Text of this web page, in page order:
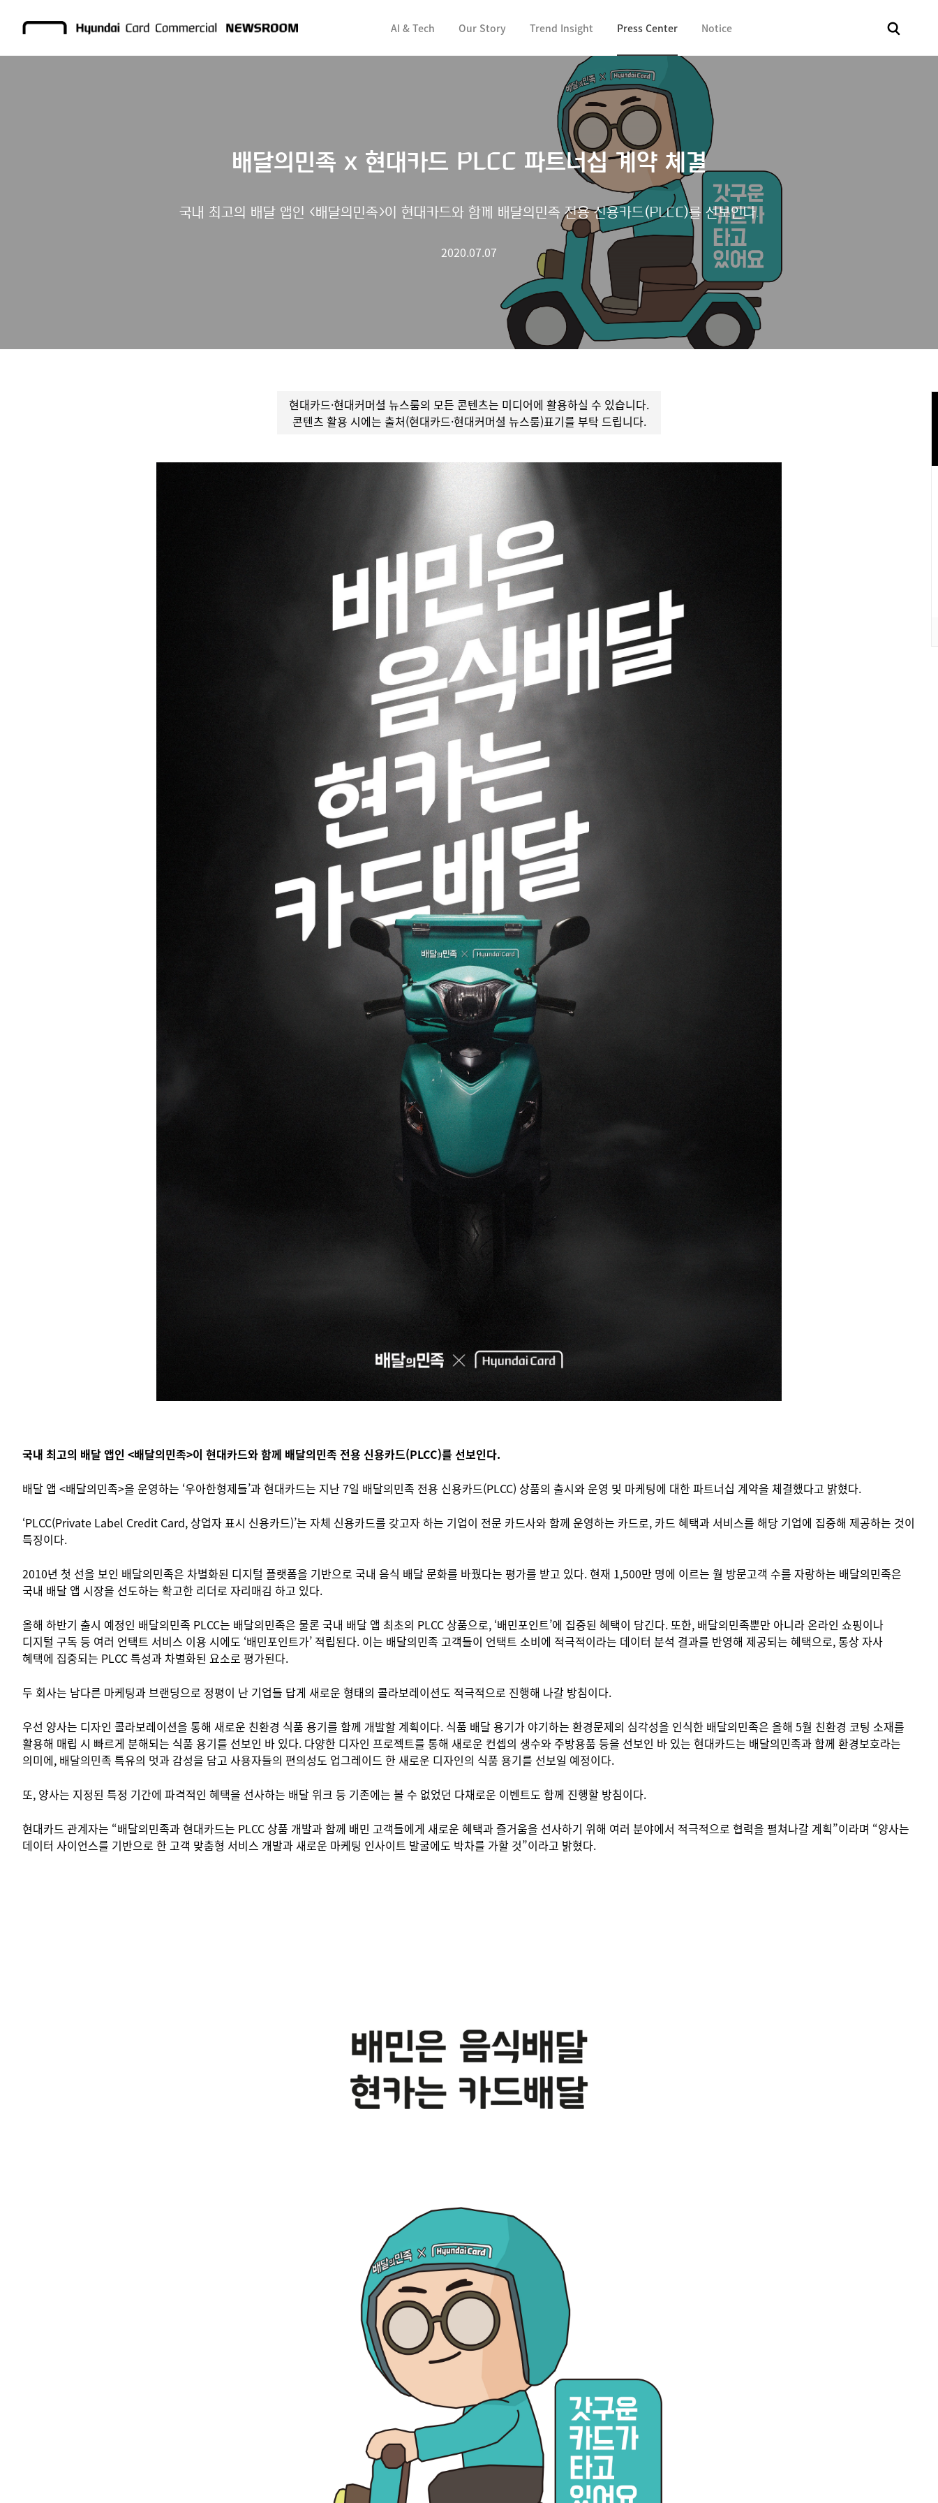
AI & Tech Our Story Trend Insight Press Center
전체 보도자료
Notice
배달의민족 x 현대카드 PLCC 파트너십 계약 체결
국내 최고의 배달 앱인 <배달의민족>이 현대카드와 함께 배달의민족 전용 신용카드(PLCC)를 선보인다.
2020.07.07
현대카드·현대커머셜 뉴스룸의 모든 콘텐츠는 미디어에 활용하실 수 있습니다.
콘텐츠 활용 시에는 출처(현대카드·현대커머셜 뉴스룸)표기를 부탁 드립니다.
국내 최고의 배달 앱인 <배달의민족>이 현대카드와 함께 배달의민족 전용 신용카드(PLCC)를 선보인다.
배달 앱 <배달의민족>을 운영하는 ‘우아한형제들’과 현대카드는 지난 7일 배달의민족 전용 신용카드(PLCC) 상품의 출시와 운영 및 마케팅에 대한 파트너십 계약을 체결했다고 밝혔다.
‘PLCC(Private Label Credit Card, 상업자 표시 신용카드)’는 자체 신용카드를 갖고자 하는 기업이 전문 카드사와 함께 운영하는 카드로, 카드 혜택과 서비스를 해당 기업에 집중해 제공하는 것이
특징이다.
2010년 첫 선을 보인 배달의민족은 차별화된 디지털 플랫폼을 기반으로 국내 음식 배달 문화를 바꿨다는 평가를 받고 있다. 현재 1,500만 명에 이르는 월 방문고객 수를 자랑하는 배달의민족은
국내 배달 앱 시장을 선도하는 확고한 리더로 자리매김 하고 있다.
올해 하반기 출시 예정인 배달의민족 PLCC는 배달의민족은 물론 국내 배달 앱 최초의 PLCC 상품으로, ‘배민포인트’에 집중된 혜택이 담긴다. 또한, 배달의민족뿐만 아니라 온라인 쇼핑이나
디지털 구독 등 여러 언택트 서비스 이용 시에도 ‘배민포인트가’ 적립된다. 이는 배달의민족 고객들이 언택트 소비에 적극적이라는 데이터 분석 결과를 반영해 제공되는 혜택으로, 통상 자사
혜택에 집중되는 PLCC 특성과 차별화된 요소로 평가된다.
두 회사는 남다른 마케팅과 브랜딩으로 정평이 난 기업들 답게 새로운 형태의 콜라보레이션도 적극적으로 진행해 나갈 방침이다.
우선 양사는 디자인 콜라보레이션을 통해 새로운 친환경 식품 용기를 함께 개발할 계획이다. 식품 배달 용기가 야기하는 환경문제의 심각성을 인식한 배달의민족은 올해 5월 친환경 코팅 소재를
활용해 매립 시 빠르게 분해되는 식품 용기를 선보인 바 있다. 다양한 디자인 프로젝트를 통해 새로운 컨셉의 생수와 주방용품 등을 선보인 바 있는 현대카드는 배달의민족과 함께 환경보호라는
의미에, 배달의민족 특유의 멋과 감성을 담고 사용자들의 편의성도 업그레이드 한 새로운 디자인의 식품 용기를 선보일 예정이다.
또, 양사는 지정된 특정 기간에 파격적인 혜택을 선사하는 배달 위크 등 기존에는 볼 수 없었던 다채로운 이벤트도 함께 진행할 방침이다.
현대카드 관계자는 “배달의민족과 현대카드는 PLCC 상품 개발과 함께 배민 고객들에게 새로운 혜택과 즐거움을 선사하기 위해 여러 분야에서 적극적으로 협력을 펼쳐나갈 계획”이라며 “양사는
데이터 사이언스를 기반으로 한 고객 맞춤형 서비스 개발과 새로운 마케팅 인사이트 발굴에도 박차를 가할 것”이라고 밝혔다.